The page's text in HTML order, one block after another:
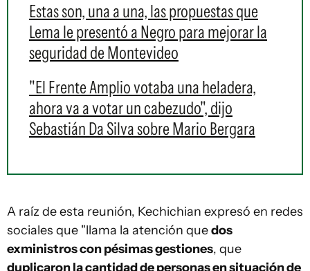
Estas son, una a una, las propuestas que
Lema le presentó a Negro para mejorar la
seguridad de Montevideo
"El Frente Amplio votaba una heladera,
ahora va a votar un cabezudo", dijo
Sebastián Da Silva sobre Mario Bergara
A raíz de esta reunión, Kechichian expresó en redes
sociales que "llama la atención quedos
exministros con pésimas gestiones, que
duplicaron la cantidad de personas en situación de